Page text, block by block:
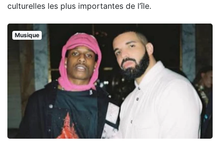
culturelles les plus importantes de l’île.
Musique